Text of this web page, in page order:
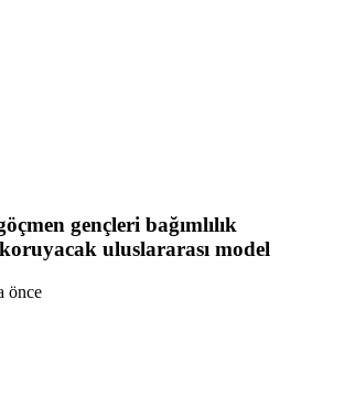
gençleri bağımlılık
uluslararası model
önce